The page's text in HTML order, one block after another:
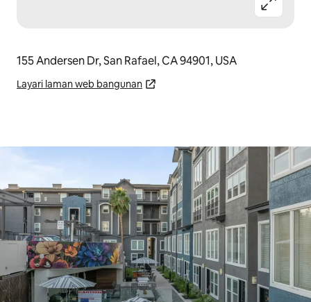
155 Andersen Dr, San Rafael, CA 94901, USA
Layari laman web bangunan